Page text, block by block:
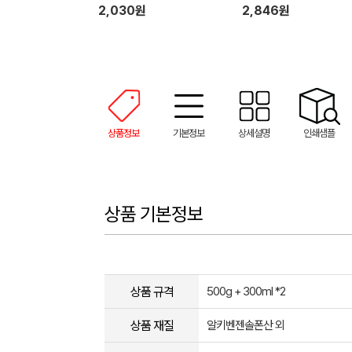
2,030원 2,846원
상품정보 기본정보 상세설명 인쇄샘플
상품 기본정보
상품 규격 500g + 300ml *2
상품 재질 알키벤젠솔폰산 외